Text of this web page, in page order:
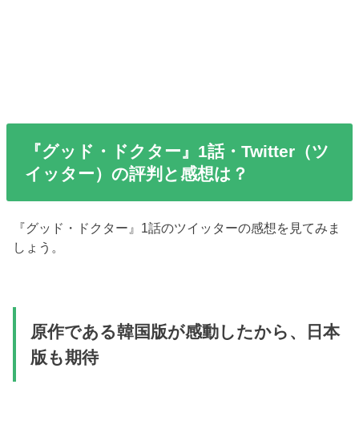
『グッド・ドクター』1話・Twitter（ツ
イッター）の評判と感想は？
『グッド・ドクター』1話のツイッターの感想を見てみま
しょう。
原作である韓国版が感動したから、日本
版も期待